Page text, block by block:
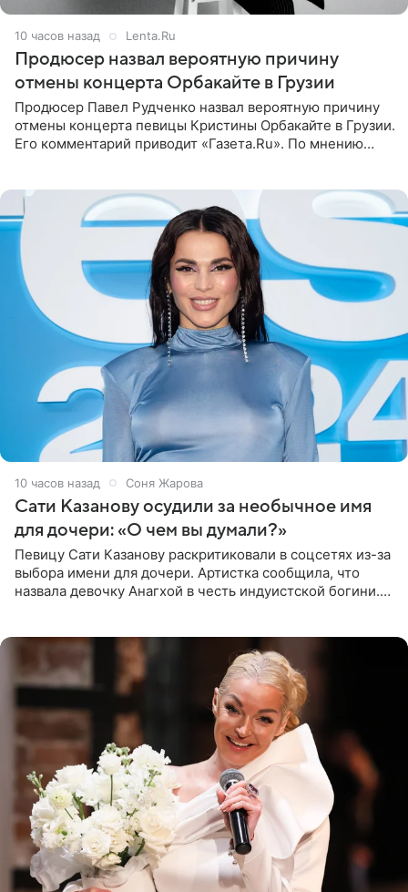
10 часов назад Lenta.Ru
Продюсер назвал вероятную причину
отмены концерта Орбакайте в Грузии
Продюсер Павел Рудченко назвал вероятную причину
отмены концерта певицы Кристины Орбакайте в Грузии.
Его комментарий приводит «Газета.Ru». По мнению
10 часов назад Соня Жарова
Сати Казанову осудили за необычное имя
для дочери: «О чем вы думали?»
Певицу Сати Казанову раскритиковали в соцсетях из-за
выбора имени для дочери. Артистка сообщила, что
назвала девочку Анагхой в честь индуистской богини.